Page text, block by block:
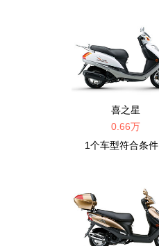
喜之星
0.66万
1个车型符合条件